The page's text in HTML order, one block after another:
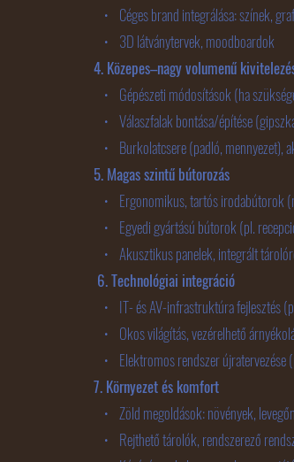
• Céges brand integrálása: színek,
• 3D látványtervek, moodboardok
4. Közepes–nagy volumenű
• Gépészeti módosítások (ha
• Válaszfalak bontása/építése
• Burkolatcsere (padló, mennyezet),
5. Magas szintű bútorozás
• Ergonomikus, tartós irodabútorok
• Egyedi gyártású bútorok (pl.
• Akusztikus panelek, integrált
6. Technológiai integráció
• IT- és AV-infrastruktúra fejlesztés
• Okos világítás, vezérelhető
• Elektromos rendszer újratervezése
7. Környezet és komfort
• Zöld megoldások: növények,
• Rejthető tárolók, rendszerező